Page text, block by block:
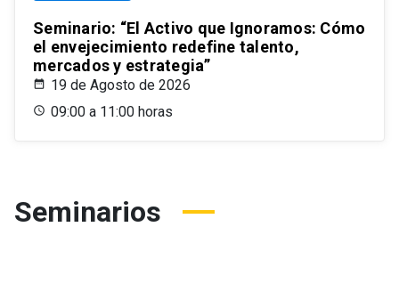
Seminario: “El Activo que Ignoramos: Cómo
el envejecimiento redefine talento,
mercados y estrategia”
19 de Agosto de 2026
09:00 a 11:00 horas
Seminarios